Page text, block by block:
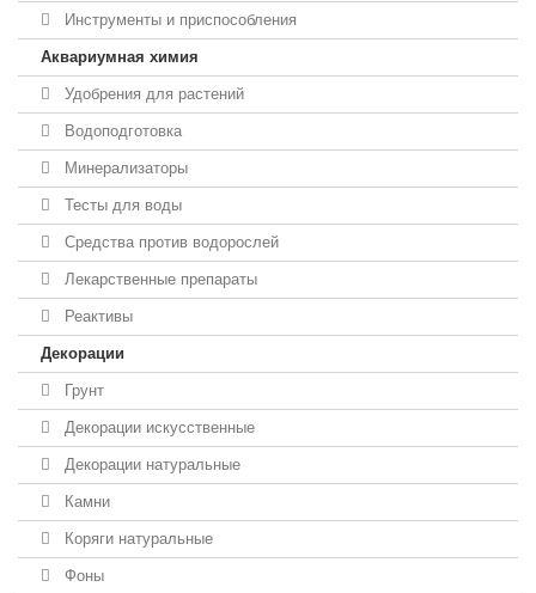
Инструменты и приспособления
Аквариумная химия
Удобрения для растений
Водоподготовка
Минерализаторы
Тесты для воды
Средства против водорослей
Лекарственные препараты
Реактивы
Декорации
Грунт
Декорации искусственные
Декорации натуральные
Камни
Коряги натуральные
Фоны